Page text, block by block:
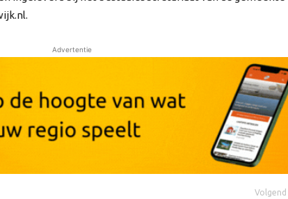
Advertentie
Volgend